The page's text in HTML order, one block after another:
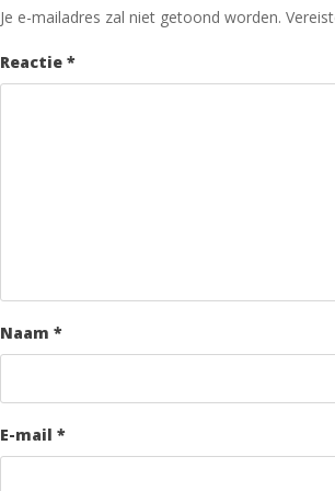
Je e-mailadres zal niet getoond worden.
Reactie *
Naam *
E-mail *